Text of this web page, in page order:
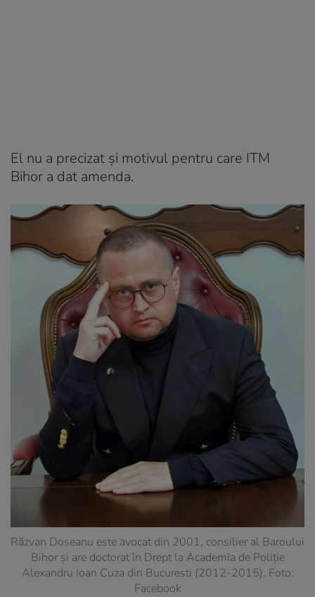
El nu a precizat și motivul pentru care ITM
Bihor a dat amenda.
Răzvan Doseanu este avocat din 2001, consilier al Baroului
Bihor și are doctorat în Drept la Academia de Poliție
Alexandru Ioan Cuza din Bucuresti (2012-2015). Foto:
Facebook